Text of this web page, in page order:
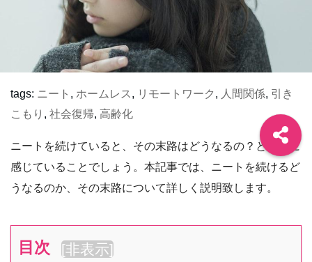
tags: ニート , ホームレス , リモートワーク , 人間関係, 引き
こもり , 社会復帰, 高齢化
ニートを続けていると、その末路はどうなるの？と疑問に
感じていることでしょう。本記事では、ニートを続けるど
うなるのか、その末路について詳しく説明致します。
目次 [非表示]